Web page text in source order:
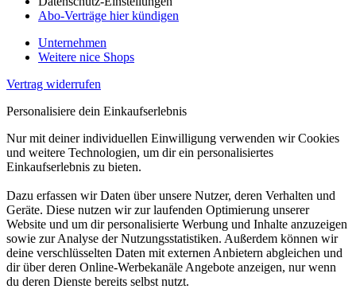
Abo-Verträge hier kündigen
Unternehmen
Weitere nice Shops
Vertrag widerrufen
Personalisiere dein Einkaufserlebnis
Nur mit deiner individuellen Einwilligung verwenden wir Cookies
und weitere Technologien, um dir ein personalisiertes
Einkaufserlebnis zu bieten.
Dazu erfassen wir Daten über unsere Nutzer, deren Verhalten und
Geräte. Diese nutzen wir zur laufenden Optimierung unserer
Website und um dir personalisierte Werbung und Inhalte anzuzeigen
sowie zur Analyse der Nutzungsstatistiken. Außerdem können wir
deine verschlüsselten Daten mit externen Anbietern abgleichen und
dir über deren Online-Werbekanäle Angebote anzeigen, nur wenn
du deren Dienste bereits selbst nutzt.